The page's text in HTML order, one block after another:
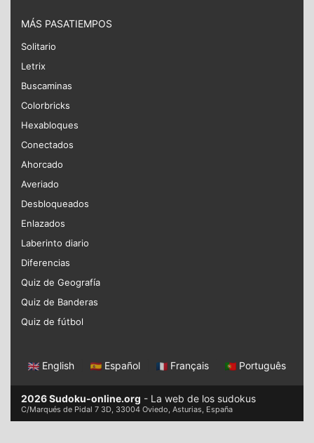
MÁS PASATIEMPOS
Solitario
Letrix
Buscaminas
Colorbricks
Hexabloques
Conectados
Ahorcado
Averiado
Desbloqueados
Enlazados
Laberinto diario
Diferencias
Quiz de Geografía
Quiz de Banderas
Quiz de fútbol
English Español Français Português
2026 Sudoku-online.org - La web de los sudokus
C/Marqués de Pidal 7 3D, 33004 Oviedo, Asturias, España